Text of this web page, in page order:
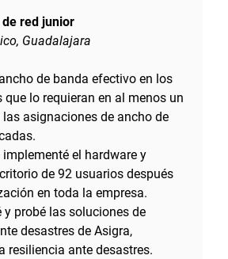
red junior
Guadalajara
de banda efectivo en los
lo requieran en al menos un
asignaciones de ancho de
el hardware y
de 92 usuarios después
en toda la empresa.
y probé las soluciones de
desastres de Asigra,
resiliencia ante desastres.